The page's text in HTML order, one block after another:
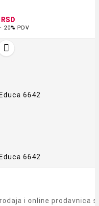
20% PDV

i online prodavnica